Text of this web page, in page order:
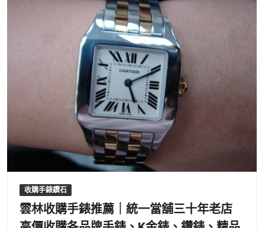
收購手錶鑽石
雲林收購手錶推薦｜統一當舖三十年老店